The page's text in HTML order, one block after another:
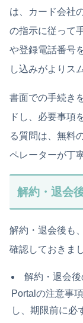
は、カード会社
の指示に従って
や登録電話番号
し込みがよりス
書面での手続き
ドし、必要事項
る質問は、無料
ペレーターが丁
解約・退会
解約・退会後も
確認しておきま
解約・退会
Portalの注意事
し、期限前に必